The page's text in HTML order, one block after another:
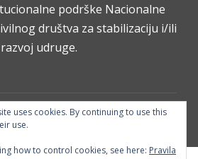
podrške Nacionalne
društva za stabilizaciju i/ili
razvoj udruge.
Sva prava pridržana.
uses cookies. By continuing to use this
use.
how to control cookies, see here: Pravila